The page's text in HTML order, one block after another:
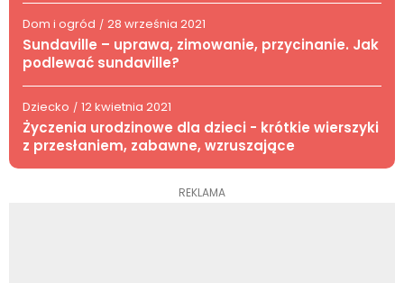
Dom i ogród / 28 września 2021
Sundaville – uprawa, zimowanie, przycinanie. Jak
podlewać sundaville?
Dziecko / 12 kwietnia 2021
Życzenia urodzinowe dla dzieci - krótkie wierszyki
z przesłaniem, zabawne, wzruszające
REKLAMA